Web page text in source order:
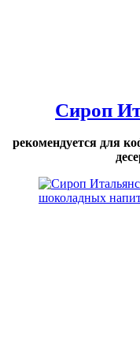
Сироп
рекомендуется для